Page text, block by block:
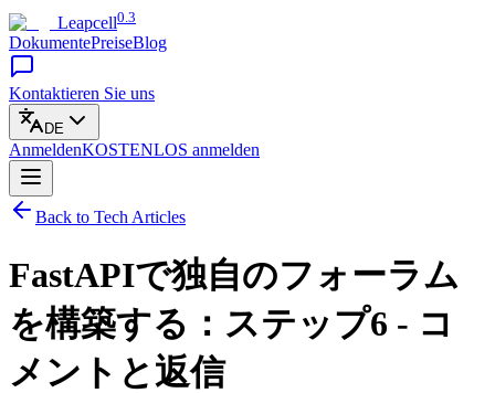
Leapcell0.3
DokumentePreiseBlog
Kontaktieren Sie uns
DE
AnmeldenKOSTENLOS anmelden
Back to Tech Articles
FastAPIで独自のフォーラム
を構築する：ステップ6 - コ
メントと返信